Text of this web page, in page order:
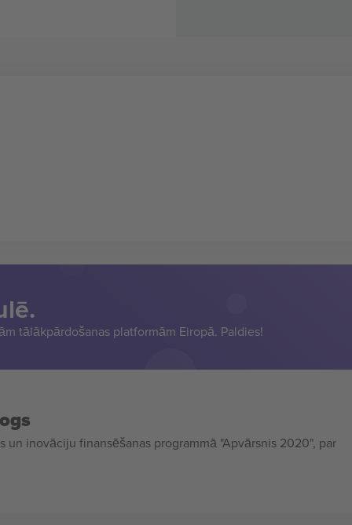
tālākpārdošanas platformām Eiropā. Paldies!
inovāciju finansēšanas programmā "Apvārsnis 2020", par